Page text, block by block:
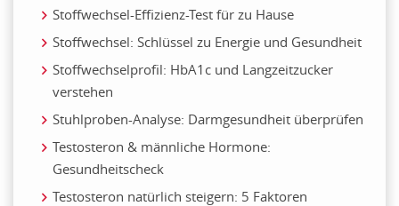
Stoffwechsel-Effizienz-Test für zu Hause
Stoffwechsel: Schlüssel zu Energie und Gesundheit
Stoffwechselprofil: HbA1c und Langzeitzucker
verstehen
Stuhlproben-Analyse: Darmgesundheit überprüfen
Testosteron & männliche Hormone:
Gesundheitscheck
Testosteron natürlich steigern: 5 Faktoren